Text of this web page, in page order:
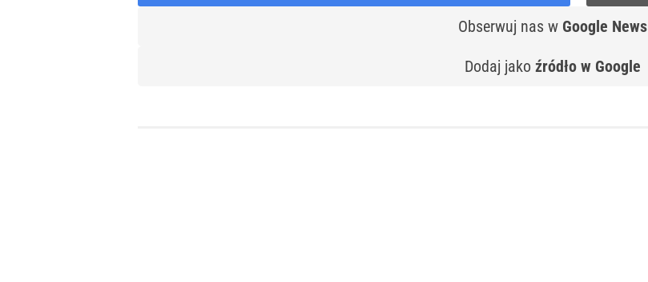
Obserwuj nas w Google News
Dodaj jako źródło w Google